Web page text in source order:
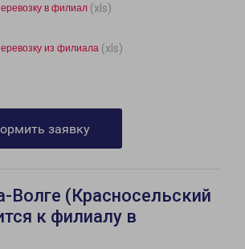
в филиал (xls)
из филиала (xls)
заявку
Волге (Красносельский
к филиалу в